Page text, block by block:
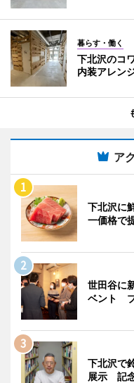
暮らす・働く
下北沢のコ
内装アレン
ア
下北沢に
一価格で
世田谷に
ベント
下北沢で
展示 記